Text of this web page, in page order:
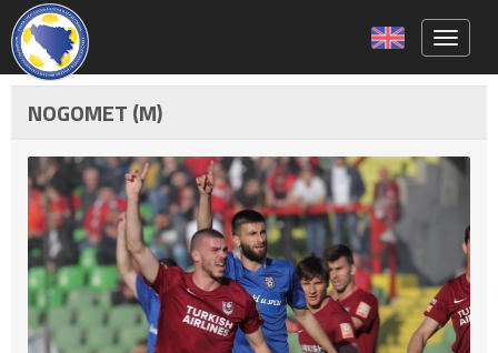
NOGOMET (M)